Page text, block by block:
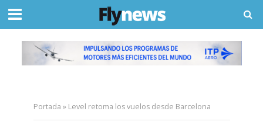
Portada » Level retoma los vuelos desde Barcelona